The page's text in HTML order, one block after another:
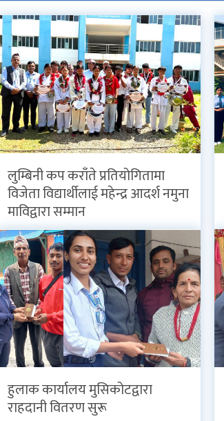
लुम्बिनी कप कराँते प्रतियोगितामा
विजेता विद्यार्थीलाई महेन्द्र आदर्श नमुना
माविद्वारा सम्मान
हुलाक कार्यालय मुसिकोटद्वारा
राहदानी वितरण सुरू